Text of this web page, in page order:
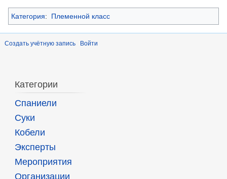
Категория: Племенной класс
Создать учётную запись Войти
Категории
Спаниели
Суки
Кобели
Эксперты
Мероприятия
Организации